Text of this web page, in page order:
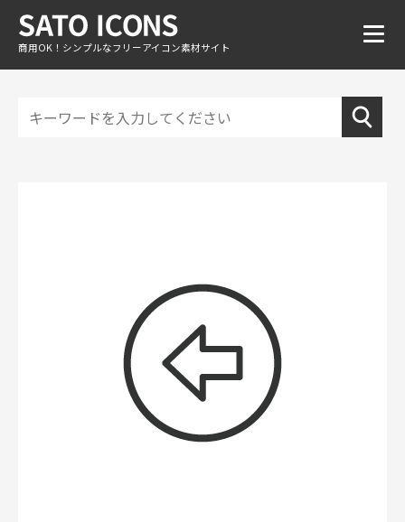
商用OK！シンプルなフリーアイコン素材サイト